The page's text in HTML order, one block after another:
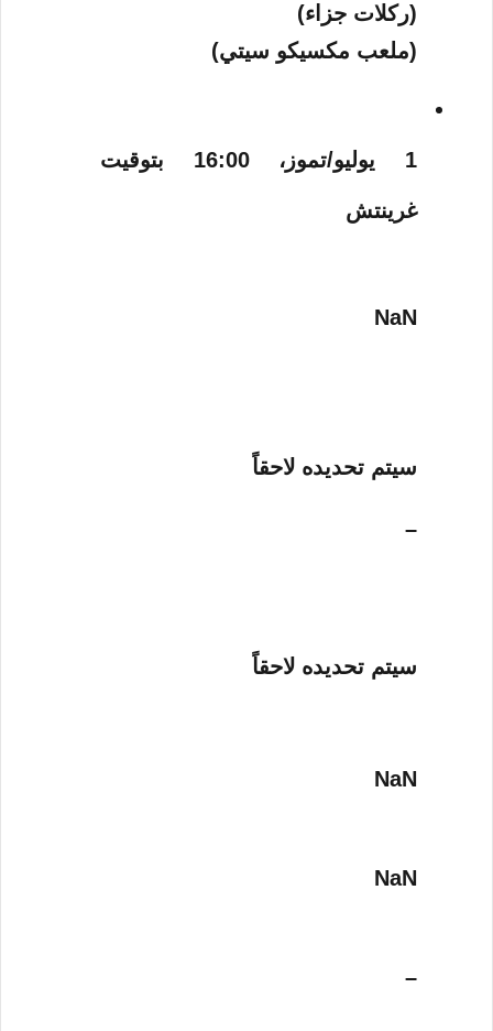
(ركلات جزاء)
(ملعب مكسيكو سيتي)
1 يوليو/تموز، 16:00 بتوقيت
غرينتش
NaN
سيتم تحديده لاحقاً
–
سيتم تحديده لاحقاً
NaN
NaN
–